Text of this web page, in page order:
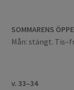
SOMMARENS
Mån: stängt.
v. 33–34